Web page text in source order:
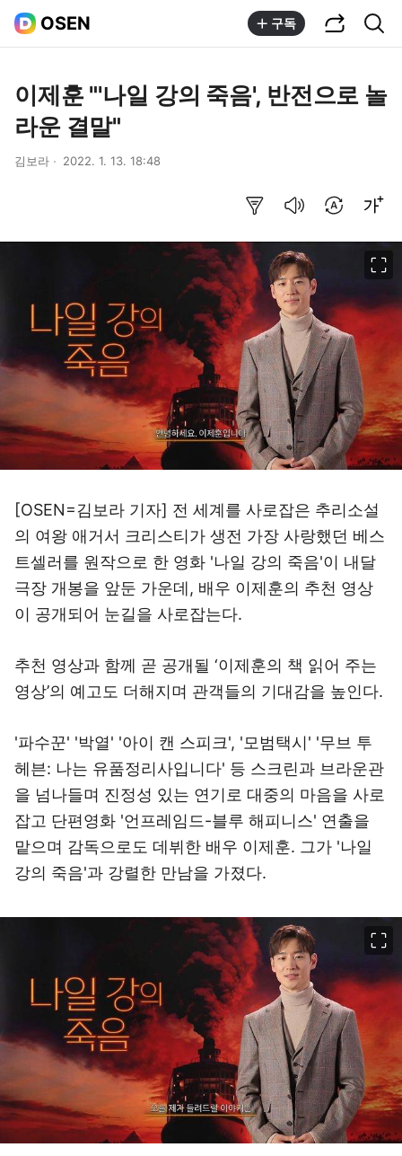
OSEN 구독
이제훈 "'나일 강의 죽음', 반전으로 놀
라운 결말"
김보라 2022. 1. 13. 18:48
[OSEN=김보라 기자] 전 세계를 사로잡은 추리소설
의 여왕 애거서 크리스티가 생전 가장 사랑했던 베스
트셀러를 원작으로 한 영화 '나일 강의 죽음'이 내달
극장 개봉을 앞둔 가운데, 배우 이제훈의 추천 영상
이 공개되어 눈길을 사로잡는다.
추천 영상과 함께 곧 공개될 ‘이제훈의 책 읽어 주는
영상’의 예고도 더해지며 관객들의 기대감을 높인다.
'파수꾼' '박열' '아이 캔 스피크', '모범택시' '무브 투
헤븐: 나는 유품정리사입니다' 등 스크린과 브라운관
을 넘나들며 진정성 있는 연기로 대중의 마음을 사로
잡고 단편영화 '언프레임드-블루 해피니스' 연출을
맡으며 감독으로도 데뷔한 배우 이제훈. 그가 '나일
강의 죽음'과 강렬한 만남을 가졌다.